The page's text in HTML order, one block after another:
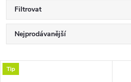
Filtrovat
Ř
a
Nejprodávanější
Nejdražší
V
Tip